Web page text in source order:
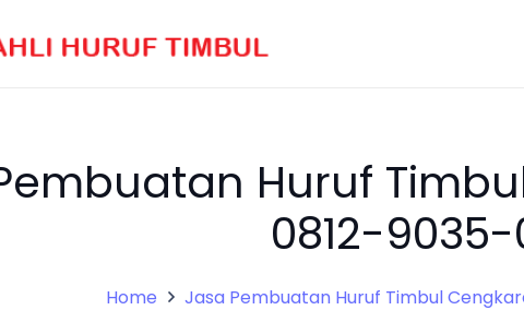
Huruf
0812-
Home Jasa Pembuatan Huruf Timbul